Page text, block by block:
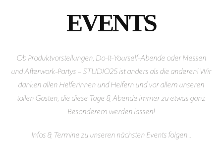
EVENTS
Ob Produktvorstellungen, Do-It-Yourself-Abende oder Messen
und Afterwork-Partys – STUDIO25 ist anders als die anderen! Wir
danken allen Helferinnen und Helfern und vor allem unseren
tollen Gästen, die diese Tage & Abende immer zu etwas ganz
Besonderem werden lassen!
Infos & Termine zu unseren nächsten Events folgen…